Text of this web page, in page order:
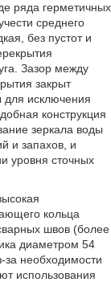
ряда герметичных
среднего
без пустот и
Зазор между
закрыт
для исключения
конструкция
зеркала воды
и запахов, и
уровня сточных
кольца
швов (более
диаметром 54
за необходимости
использования